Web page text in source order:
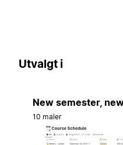
Utvalgt i
New semester,
10 maler